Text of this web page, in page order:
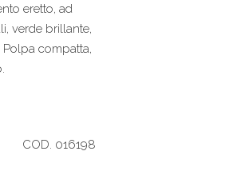
eretto, ad
verde brillante,
compatta,
COD. 016198